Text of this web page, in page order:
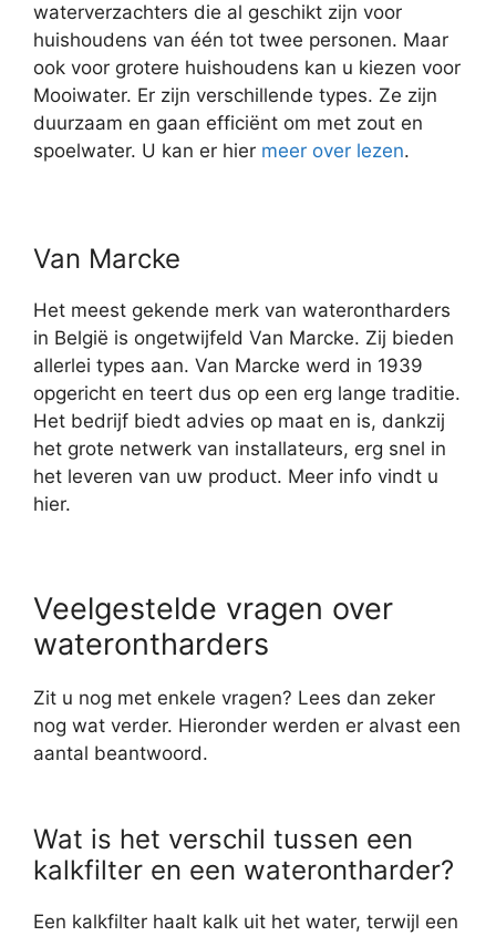
waterverzachters die al geschikt zijn voor
huishoudens van één tot twee personen. Maar
ook voor grotere huishoudens kan u kiezen voor
Mooiwater. Er zijn verschillende types. Ze zijn
duurzaam en gaan efficiënt om met zout en
spoelwater. U kan er hier meer over lezen.
Van Marcke
Het meest gekende merk van waterontharders
in België is ongetwijfeld Van Marcke. Zij bieden
allerlei types aan. Van Marcke werd in 1939
opgericht en teert dus op een erg lange traditie.
Het bedrijf biedt advies op maat en is, dankzij
het grote netwerk van installateurs, erg snel in
het leveren van uw product. Meer info vindt u
hier.
Veelgestelde vragen over
waterontharders
Zit u nog met enkele vragen? Lees dan zeker
nog wat verder. Hieronder werden er alvast een
aantal beantwoord.
Wat is het verschil tussen een
kalkfilter en een waterontharder?
Een kalkfilter haalt kalk uit het water, terwijl een